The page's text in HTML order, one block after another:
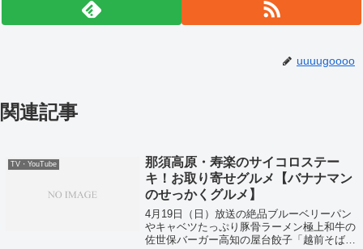
uuuugoooo
関連記事
TV・YouTube
那須高原・寿楽のサイコロステー
キ！お取り寄せグルメ【バナナマン
のせっかくグルメ】
4月19日（日）放送の絶品ブルーベリーパン
やキャベツたっぷり豚骨ラーメン極上和牛の
佐世保バーガー高知の屋台餃子「越前そば」